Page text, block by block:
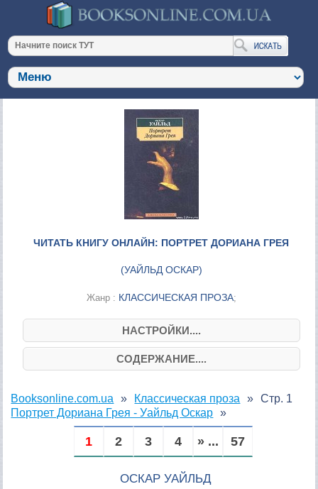
ЧИТАТЬ КНИГУ ОНЛАЙН: ПОРТРЕТ ДОРИАНА ГРЕЯ
(УАЙЛЬД ОСКАР)
Жанр : КЛАССИЧЕСКАЯ ПРОЗА;
НАСТРОЙКИ....
СОДЕРЖАНИЕ....
Booksonline.com.ua
Классическая проза
Портрет Дориана Грея - Уайльд Оскар
Стр. 1
1 2 3 4 » ... 57
ОСКАР УАЙЛЬД